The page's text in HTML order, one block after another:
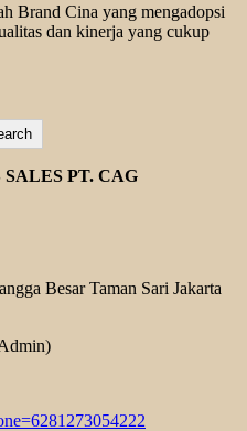
Brand Cina yang mengadopsi
dan kinerja yang cukup
PT. CAG
Besar Taman Sari Jakarta